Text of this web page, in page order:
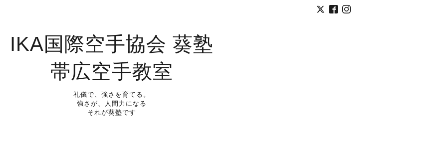
IKA国際空手協会 葵塾
帯広空手教室
礼儀で、強さを育てる。
強さが、人間力になる
それが葵塾です